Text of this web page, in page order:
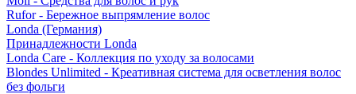
Rufor - Бережное выпрямление волос
Londa (Германия)
Принадлежности Londa
Londa Care - Коллекция по уходу за волосами
Blondes Unlimited - Креативная система для осветления волос
без фольги